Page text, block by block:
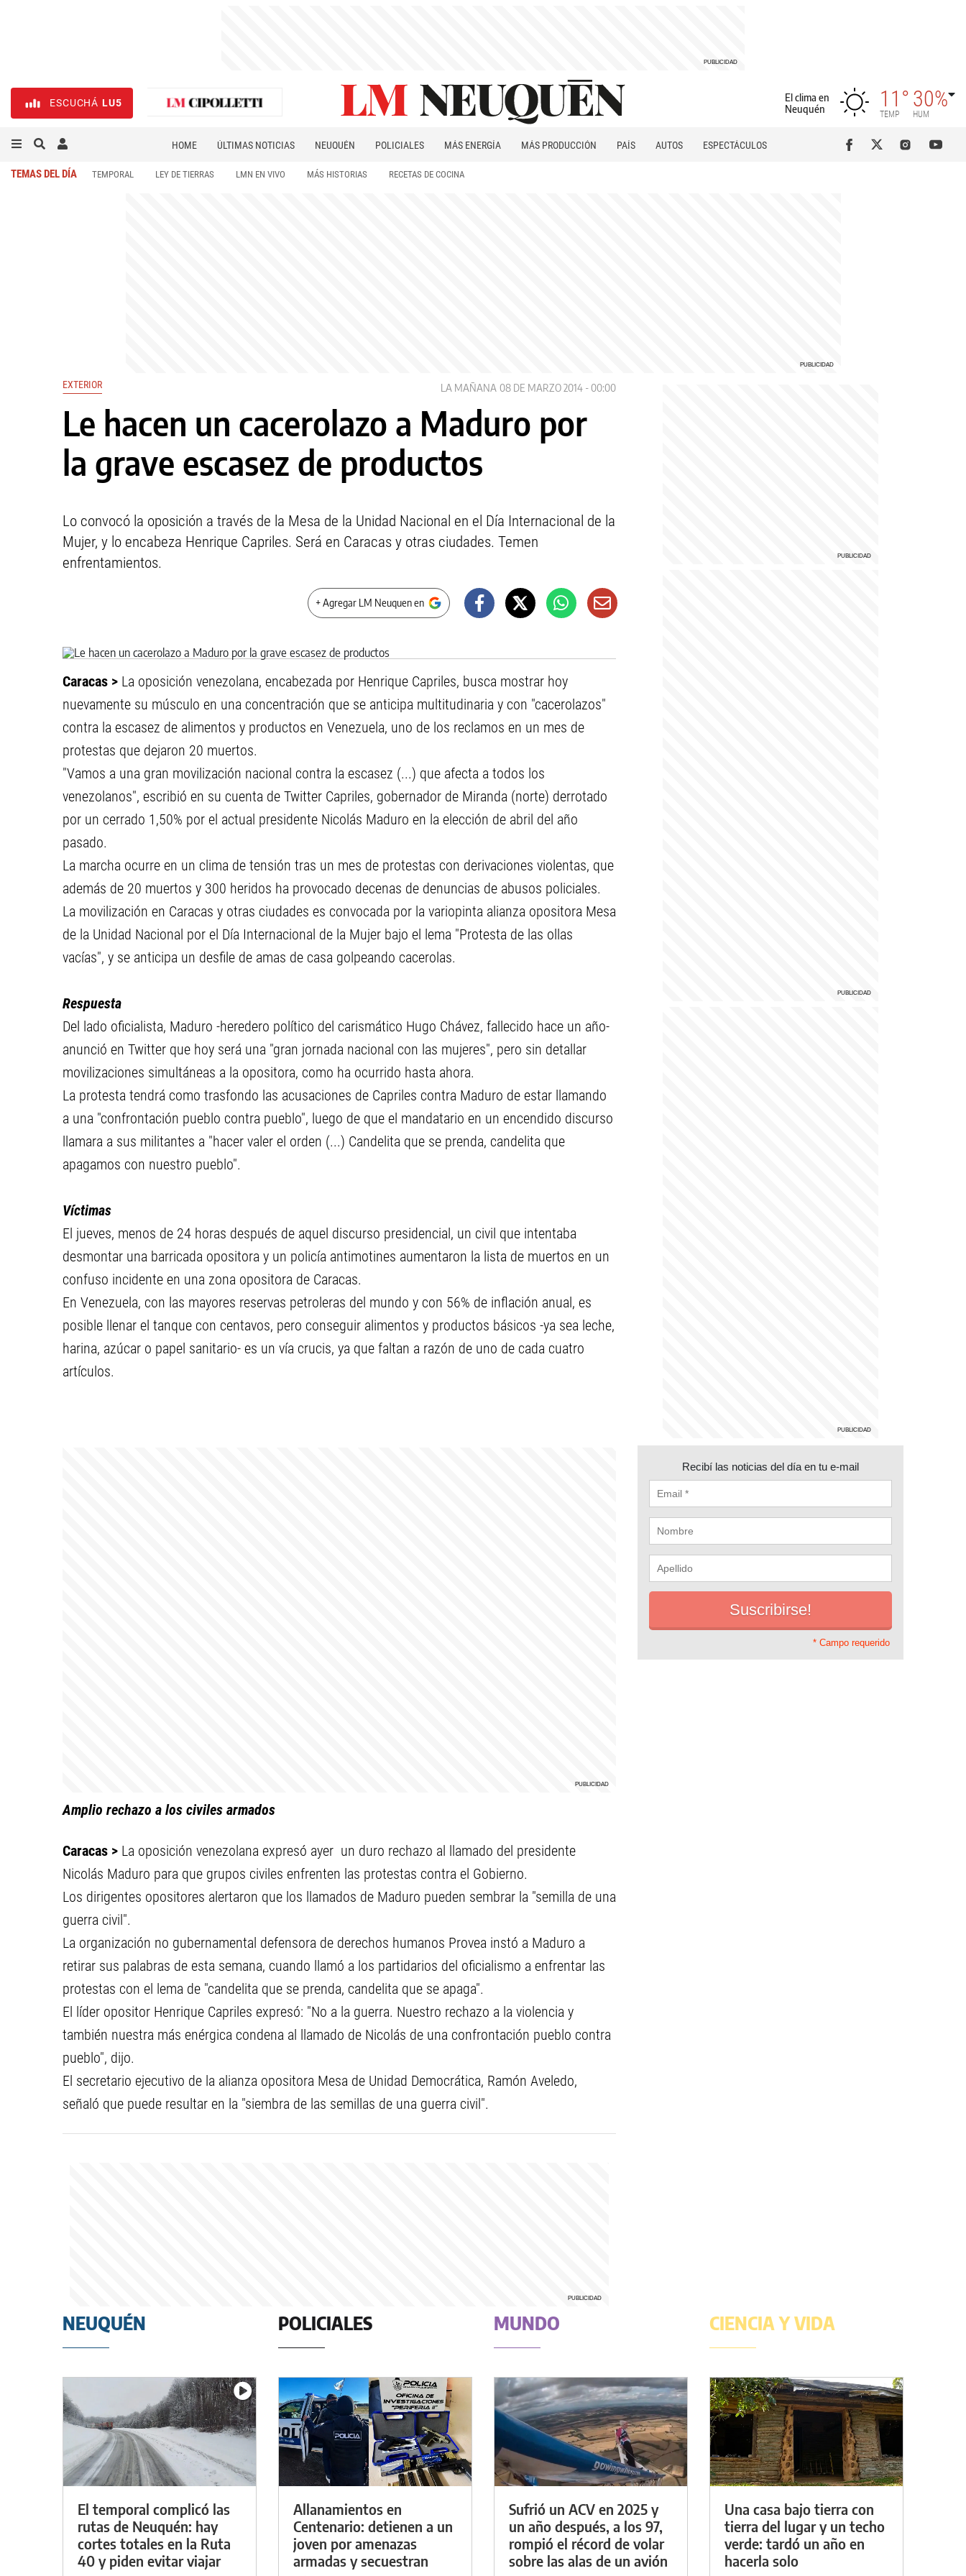
ESCUCHÁ LU5
El clima en
Neuquén
11°
TEMP
30%
HUM
HOME ÚLTIMAS NOTICIAS NEUQUÉN POLICIALES MÁS ENERGÍA MÁS PRODUCCIÓN PAÍS AUTOS
ESPECTÁCULOS
TEMAS DEL DÍA TEMPORAL LEY DE TIERRAS LMN EN VIVO MÁS HISTORIAS RECETAS DE COCINA
EXTERIOR LA MAÑANA 08 DE MARZO 2014 - 00:00
Le hacen un cacerolazo a Maduro por
la grave escasez de productos
Lo convocó la oposición a través de la Mesa de la Unidad Nacional en el Día Internacional de la
Mujer, y lo encabeza Henrique Capriles. Será en Caracas y otras ciudades. Temen
enfrentamientos.
+ Agregar LM Neuquen en
Caracas > La oposición venezolana, encabezada por Henrique Capriles, busca mostrar hoy
nuevamente su músculo en una concentración que se anticipa multitudinaria y con "cacerolazos"
contra la escasez de alimentos y productos en Venezuela, uno de los reclamos en un mes de
protestas que dejaron 20 muertos.
"Vamos a una gran movilización nacional contra la escasez (...) que afecta a todos los
venezolanos", escribió en su cuenta de Twitter Capriles, gobernador de Miranda (norte) derrotado
por un cerrado 1,50% por el actual presidente Nicolás Maduro en la elección de abril del año
pasado.
La marcha ocurre en un clima de tensión tras un mes de protestas con derivaciones violentas, que
además de 20 muertos y 300 heridos ha provocado decenas de denuncias de abusos policiales.
La movilización en Caracas y otras ciudades es convocada por la variopinta alianza opositora Mesa
de la Unidad Nacional por el Día Internacional de la Mujer bajo el lema "Protesta de las ollas
vacías", y se anticipa un desfile de amas de casa golpeando cacerolas.
Respuesta
Del lado oficialista, Maduro -heredero político del carismático Hugo Chávez, fallecido hace un año-
anunció en Twitter que hoy será una "gran jornada nacional con las mujeres", pero sin detallar
movilizaciones simultáneas a la opositora, como ha ocurrido hasta ahora.
La protesta tendrá como trasfondo las acusaciones de Capriles contra Maduro de estar llamando
a una "confrontación pueblo contra pueblo", luego de que el mandatario en un encendido discurso
llamara a sus militantes a "hacer valer el orden (...) Candelita que se prenda, candelita que
apagamos con nuestro pueblo".
Víctimas
El jueves, menos de 24 horas después de aquel discurso presidencial, un civil que intentaba
desmontar una barricada opositora y un policía antimotines aumentaron la lista de muertos en un
confuso incidente en una zona opositora de Caracas.
En Venezuela, con las mayores reservas petroleras del mundo y con 56% de inflación anual, es
posible llenar el tanque con centavos, pero conseguir alimentos y productos básicos -ya sea leche,
harina, azúcar o papel sanitario- es un vía crucis, ya que faltan a razón de uno de cada cuatro
artículos.
Amplio rechazo a los civiles armados
Caracas > La oposición venezolana expresó ayer un duro rechazo al llamado del presidente
Nicolás Maduro para que grupos civiles enfrenten las protestas contra el Gobierno.
Los dirigentes opositores alertaron que los llamados de Maduro pueden sembrar la "semilla de una
guerra civil".
La organización no gubernamental defensora de derechos humanos Provea instó a Maduro a
retirar sus palabras de esta semana, cuando llamó a los partidarios del oficialismo a enfrentar las
protestas con el lema de "candelita que se prenda, candelita que se apaga".
El líder opositor Henrique Capriles expresó: "No a la guerra. Nuestro rechazo a la violencia y
también nuestra más enérgica condena al llamado de Nicolás de una confrontación pueblo contra
pueblo", dijo.
El secretario ejecutivo de la alianza opositora Mesa de Unidad Democrática, Ramón Aveledo,
señaló que puede resultar en la "siembra de las semillas de una guerra civil".
Recibí las noticias del día en tu e-mail
* Campo requerido
NEUQUÉN
El temporal complicó las
rutas de Neuquén: hay
cortes totales en la Ruta
40 y piden evitar viajar
POLICIALES
Allanamientos en
Centenario: detienen a un
joven por amenazas
armadas y secuestran
MUNDO
Sufrió un ACV en 2025 y
un año después, a los 97,
rompió el récord de volar
sobre las alas de un avión
CIENCIA Y VIDA
Una casa bajo tierra con
tierra del lugar y un techo
verde: tardó un año en
hacerla solo